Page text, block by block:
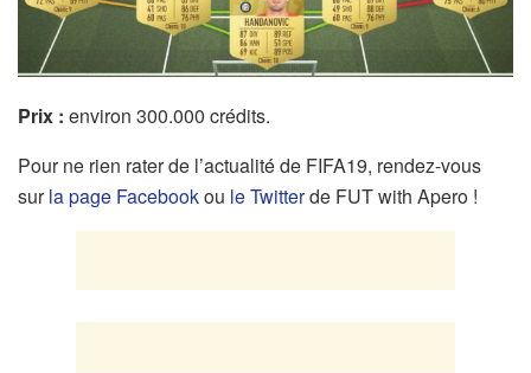
Prix : environ 300.000 crédits.
Pour ne rien rater de l’actualité de FIFA19, rendez-vous
surla page Facebookou le Twitterde FUT with Apero !